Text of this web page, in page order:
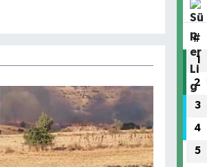
#
1
2
3
4
5